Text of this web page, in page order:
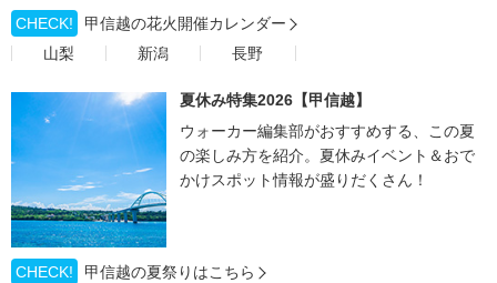
CHECK!
甲信越の花火開催カレンダー
山梨
新潟 長野
夏休み特集2026【甲信越】
ウォーカー編集部がおすすめする、この夏
の楽しみ方を紹介。夏休みイベント＆おで
かけスポット情報が盛りだくさん！
CHECK!
甲信越の夏祭りはこちら